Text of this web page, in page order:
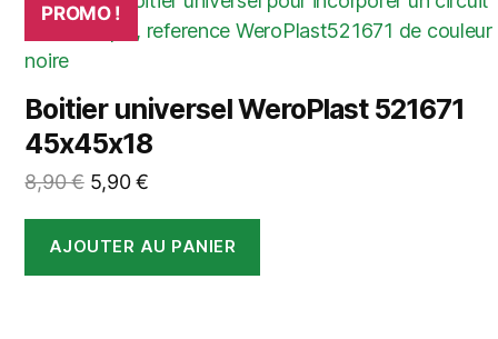
PROMO !
Boitier universel WeroPlast 521671
45x45x18
8,90€ Le
initial
était :
5,90€Le
actuel
est :
AJOUTER AU PANIER